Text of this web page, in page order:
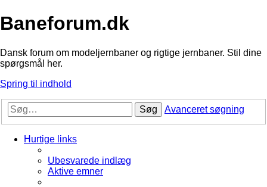
Baneforum.dk
Dansk forum om modeljernbaner og rigtige jernbaner. Stil dine
spørgsmål her.
Spring til indhold
Søg Avanceret søgning
Hurtige links
Ubesvarede indlæg
Aktive emner